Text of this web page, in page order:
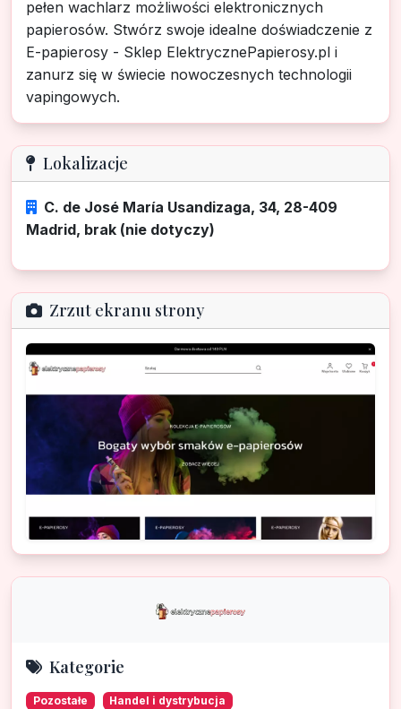
pełen wachlarz możliwości elektronicznych
papierosów. Stwórz swoje idealne doświadczenie z
E-papierosy - Sklep ElektrycznePapierosy.pl i
zanurz się w świecie nowoczesnych technologii
vapingowych.
Lokalizacje
C. de José María Usandizaga, 34, 28-409
Madrid, brak (nie dotyczy)
Zrzut ekranu strony
Kategorie
Pozostałe Handel i dystrybucja